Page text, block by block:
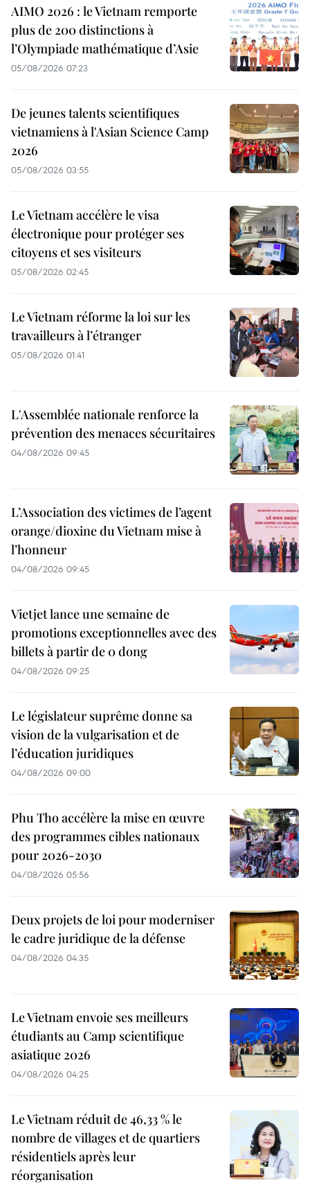
AIMO 2026 : le Vietnam remporte
plus de 200 distinctions à
l’Olympiade mathématique d’Asie
05/08/2026 07:23
De jeunes talents scientifiques
vietnamiens à l'Asian Science Camp
2026
05/08/2026 03:55
Le Vietnam accélère le visa
électronique pour protéger ses
citoyens et ses visiteurs
05/08/2026 02:45
Le Vietnam réforme la loi sur les
travailleurs à l’étranger
05/08/2026 01:41
L'Assemblée nationale renforce la
prévention des menaces sécuritaires
04/08/2026 09:45
L’Association des victimes de l’agent
orange/dioxine du Vietnam mise à
l’honneur
04/08/2026 09:45
Vietjet lance une semaine de
promotions exceptionnelles avec des
billets à partir de 0 dong
04/08/2026 09:25
Le législateur suprême donne sa
vision de la vulgarisation et de
l’éducation juridiques
04/08/2026 09:00
Phu Tho accélère la mise en œuvre
des programmes cibles nationaux
pour 2026-2030
04/08/2026 05:56
Deux projets de loi pour moderniser
le cadre juridique de la défense
04/08/2026 04:35
Le Vietnam envoie ses meilleurs
étudiants au Camp scientifique
asiatique 2026
04/08/2026 04:25
Le Vietnam réduit de 46,33 % le
nombre de villages et de quartiers
résidentiels après leur
réorganisation